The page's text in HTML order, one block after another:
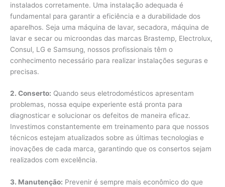
instalados corretamente. Uma instalação adequada é
fundamental para garantir a eficiência e a durabilidade dos
aparelhos. Seja uma máquina de lavar, secadora, máquina de
lavar e secar ou microondas das marcas Brastemp, Electrolux,
Consul, LG e Samsung, nossos profissionais têm o
conhecimento necessário para realizar instalações seguras e
precisas.
2. Conserto: Quando seus eletrodomésticos apresentam
problemas, nossa equipe experiente está pronta para
diagnosticar e solucionar os defeitos de maneira eficaz.
Investimos constantemente em treinamento para que nossos
técnicos estejam atualizados sobre as últimas tecnologias e
inovações de cada marca, garantindo que os consertos sejam
realizados com excelência.
3. Manutenção: Prevenir é sempre mais econômico do que